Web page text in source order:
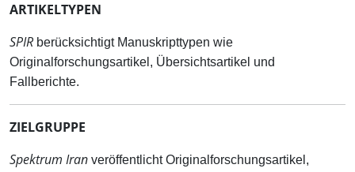
ARTIKELTYPEN
SPIR berücksichtigt Manuskripttypen wie
Originalforschungsartikel, Übersichtsartikel und
Fallberichte.
ZIELGRUPPE
Spektrum Iran veröffentlicht Originalforschungsartikel,